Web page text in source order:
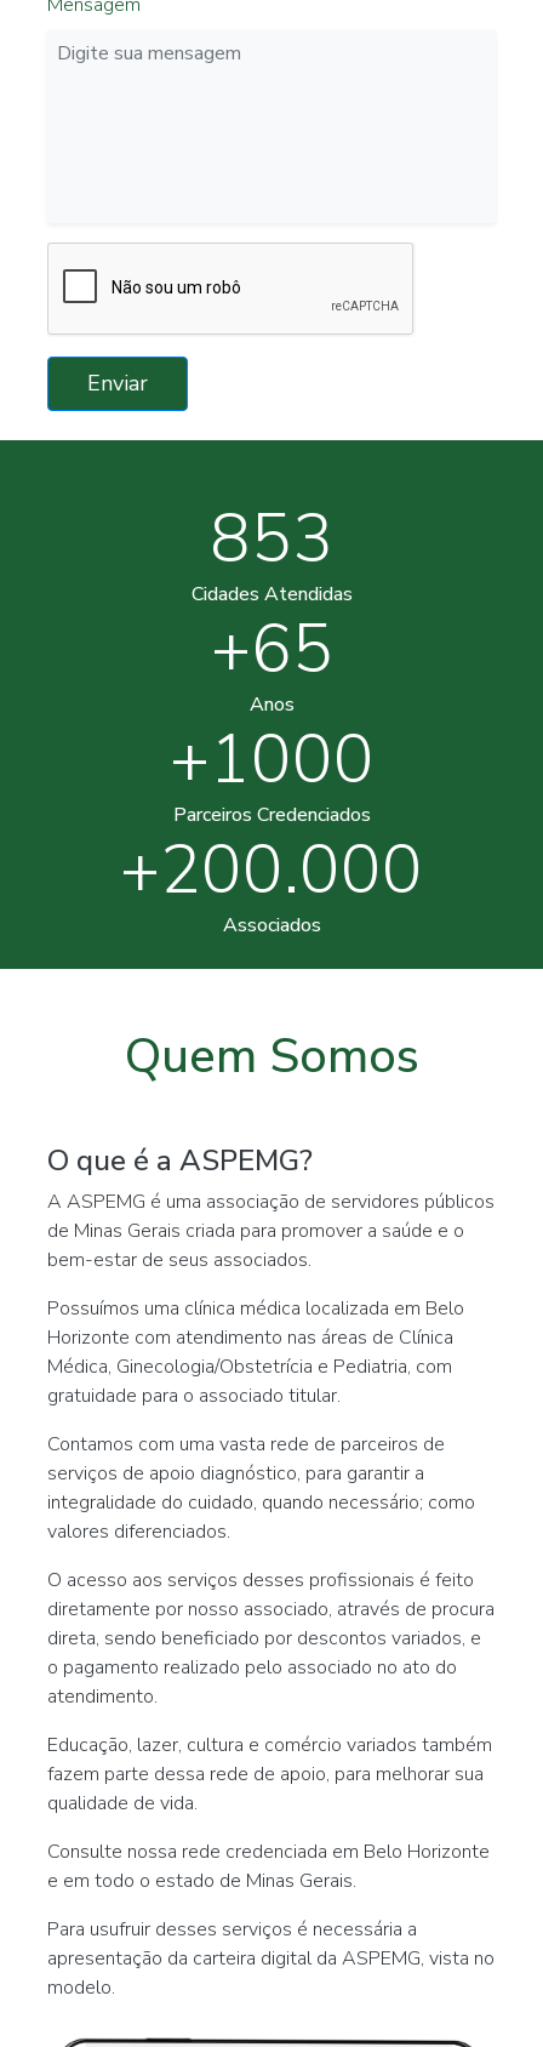
Enviar
853
Cidades Atendidas
+65
Anos
+1000
Parceiros Credenciados
+200.000
Associados
Quem Somos
O que é a ASPEMG?
A ASPEMG é uma associação de servidores públicos
de Minas Gerais criada para promover a saúde e o
bem-estar de seus associados.
Possuímos uma clínica médica localizada em Belo
Horizonte com atendimento nas áreas de Clínica
Médica, Ginecologia/Obstetrícia e Pediatria, com
gratuidade para o associado titular.
Contamos com uma vasta rede de parceiros de
serviços de apoio diagnóstico, para garantir a
integralidade do cuidado, quando necessário; como
valores diferenciados.
O acesso aos serviços desses profissionais é feito
diretamente por nosso associado, através de procura
direta, sendo beneficiado por descontos variados, e
o pagamento realizado pelo associado no ato do
atendimento.
Educação, lazer, cultura e comércio variados também
fazem parte dessa rede de apoio, para melhorar sua
qualidade de vida.
Consulte nossa rede credenciada em Belo Horizonte
e em todo o estado de Minas Gerais.
Para usufruir desses serviços é necessária a
apresentação da carteira digital da ASPEMG, vista no
modelo.